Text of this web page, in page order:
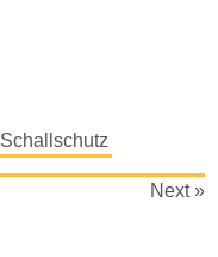
Schallschutz
Next »